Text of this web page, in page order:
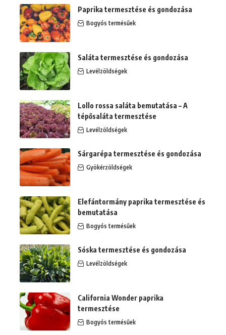
Paprika termesztése és gondozása
Bogyós termésűek
Saláta termesztése és gondozása
Levélzöldségek
Lollo rossa saláta bemutatása – A
tépősaláta termesztése
Levélzöldségek
Sárgarépa termesztése és gondozása
Gyökérzöldségek
Elefántormány paprika termesztése és
bemutatása
Bogyós termésűek
Sóska termesztése és gondozása
Levélzöldségek
California Wonder paprika
termesztése
Bogyós termésűek